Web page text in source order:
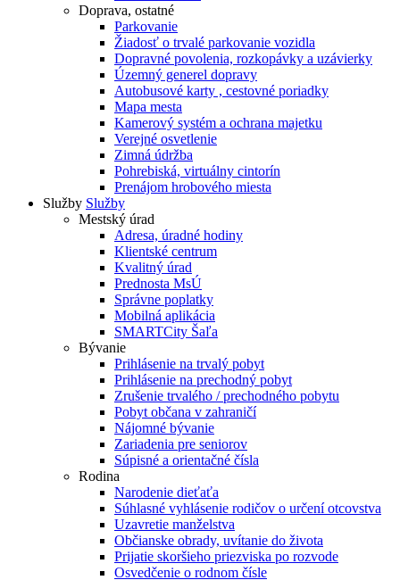
Doprava, ostatné
Parkovanie
Žiadosť o trvalé parkovanie vozidla
Dopravné povolenia, rozkopávky a uzávierky
Územný generel dopravy
Autobusové karty , cestovné poriadky
Mapa mesta
Kamerový systém a ochrana majetku
Verejné osvetlenie
Zimná údržba
Pohrebiská, virtuálny cintorín
Prenájom hrobového miesta
Služby Služby
Mestský úrad
Adresa, úradné hodiny
Klientské centrum
Kvalitný úrad
Prednosta MsÚ
Správne poplatky
Mobilná aplikácia
SMARTCity Šaľa
Bývanie
Prihlásenie na trvalý pobyt
Prihlásenie na prechodný pobyt
Zrušenie trvalého / prechodného pobytu
Pobyt občana v zahraničí
Nájomné bývanie
Zariadenia pre seniorov
Súpisné a orientačné čísla
Rodina
Narodenie dieťaťa
Súhlasné vyhlásenie rodičov o určení otcovstva
Uzavretie manželstva
Občianske obrady, uvítanie do života
Prijatie skoršieho priezviska po rozvode
Osvedčenie o rodnom čísle